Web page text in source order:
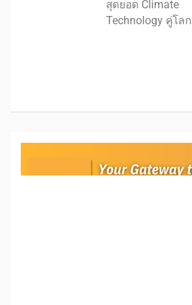
สุดยอด Climate
Technology คู่โลก